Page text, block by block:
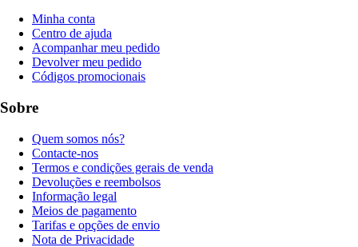
Minha conta
Centro de ajuda
Acompanhar meu pedido
Devolver meu pedido
Códigos promocionais
Sobre
Quem somos nós?
Contacte-nos
Termos e condições gerais de venda
Devoluções e reembolsos
Informação legal
Meios de pagamento
Tarifas e opções de envio
Nota de Privacidade